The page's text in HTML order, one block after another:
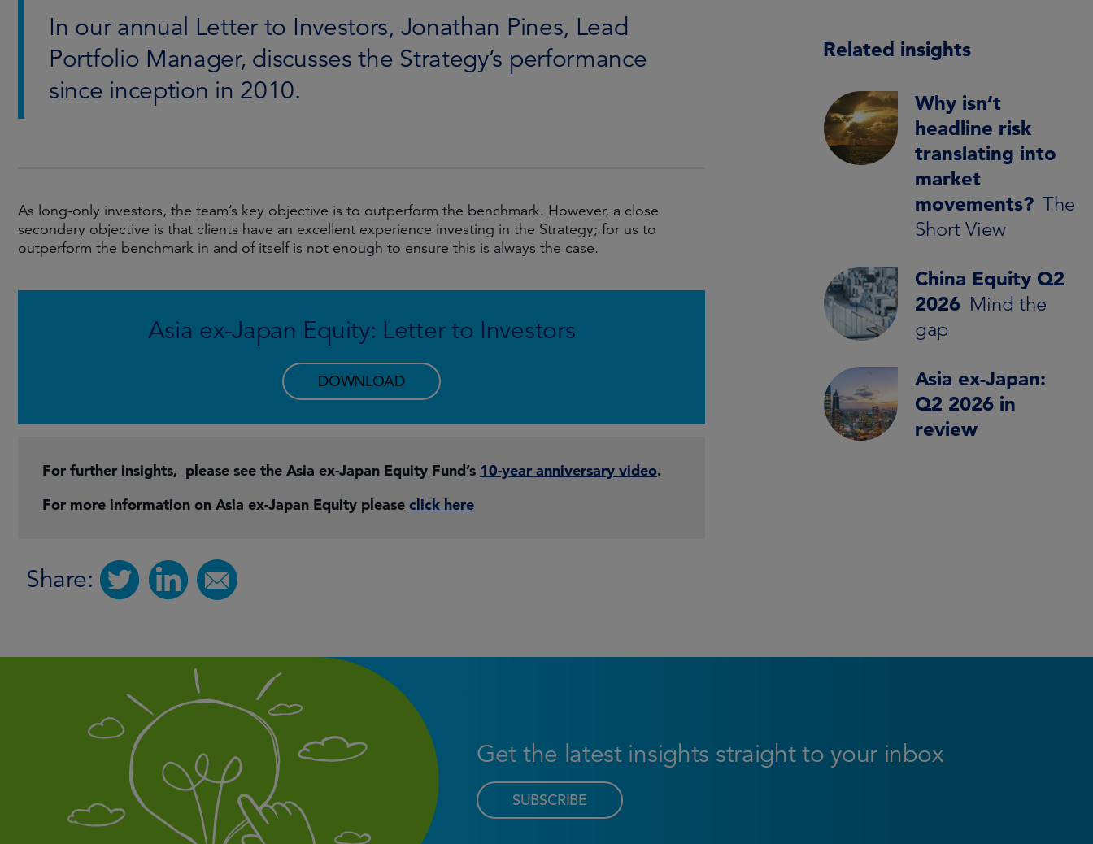
In our annual Letter to Investors, Jonathan Pines, Lead
Portfolio Manager, discusses the Strategy’s performance
since inception in 2010.
As long-only investors, the team’s key objective is to outperform the benchmark. However, a close
secondary objective is that clients have an excellent experience investing in the Strategy; for us to
outperform the benchmark in and of itself is not enough to ensure this is always the case.
Asia ex-Japan Equity: Letter to Investors
DOWNLOAD
For further insights, please see the Asia ex-Japan Equity Fund’s 10-year anniversary video.
For more information on Asia ex-Japan Equity please click here
Share:
Related insights
Why isn’t
headline risk
translating into
market
movements? The
Short View
China Equity Q2
2026 Mind the
gap
Asia ex-Japan:
Q2 2026 in
review
Get the latest insights straight to your inbox
SUBSCRIBE